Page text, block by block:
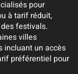
pour
à tarif réduit,
festivals.
villes
incluant un accès
préférentiel pour